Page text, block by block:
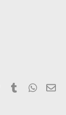
PinterestTumblr